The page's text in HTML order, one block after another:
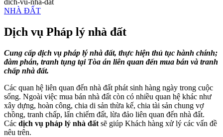
dich-vu-nha-dat
NHÀ ĐẤT
Dịch vụ Pháp lý nhà đất
Cung cấp dịch vụ pháp lý nhà đất, thực hiện thủ tục hành chính;
đàm phán, tranh tụng tại Tòa án liên quan đến mua bán và tranh
chấp nhà đất.
Các quan hệ liên quan đến nhà đất phát sinh hàng ngày trong cuộc
sống. Ngoài việc mua bán nhà đất còn có nhiều quan hệ khác như
xây dựng, hoàn công, chia di sản thừa kế, chia tài sản chung vợ
chồng, tranh chấp, lấn chiếm đất, lừa đảo liên quan đến nhà đất.
Các dịch vụ pháp lý nhà đất sẽ giúp Khách hàng xử lý các vấn đề
nêu trên.